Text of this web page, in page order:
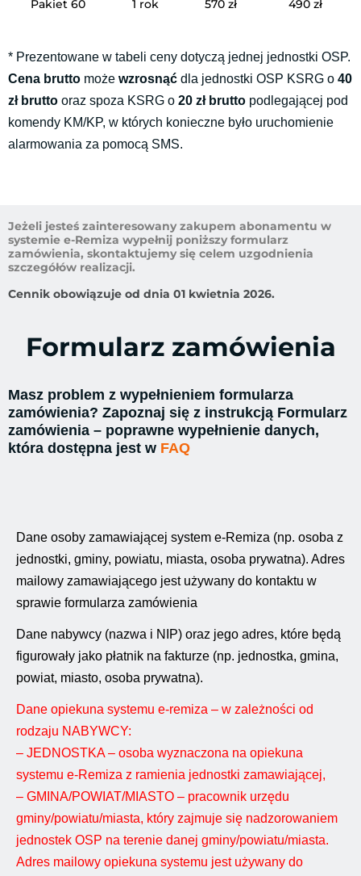
Pakiet 60 1 rok 570 zł 490 zł
* Prezentowane w tabeli ceny dotyczą jednej jednostki OSP.
Cena brutto może wzrosnąć dla jednostki OSP KSRG o 40
zł brutto oraz spoza KSRG o 20 zł brutto podlegającej pod
komendy KM/KP, w których konieczne było uruchomienie
alarmowania za pomocą SMS.
Jeżeli jesteś zainteresowany zakupem abonamentu w
systemie e-Remiza wypełnij poniższy formularz
zamówienia, skontaktujemy się celem uzgodnienia
szczegółów realizacji.
Cennik obowiązuje od dnia 01 kwietnia 2026.
Formularz zamówienia
Masz problem z wypełnieniem formularza
zamówienia? Zapoznaj się z instrukcją Formularz
zamówienia – poprawne wypełnienie danych,
która dostępna jest w FAQ
Dane osoby zamawiającej system e-Remiza (np. osoba z
jednostki, gminy, powiatu, miasta, osoba prywatna). Adres
mailowy zamawiającego jest używany do kontaktu w
sprawie formularza zamówienia
Dane nabywcy (nazwa i NIP) oraz jego adres, które będą
figurowały jako płatnik na fakturze (np. jednostka, gmina,
powiat, miasto, osoba prywatna).
Dane opiekuna systemu e-remiza – w zależności od
rodzaju NABYWCY:
– JEDNOSTKA – osoba wyznaczona na opiekuna
systemu e-Remiza z ramienia jednostki zamawiającej,
– GMINA/POWIAT/MIASTO – pracownik urzędu
gminy/powiatu/miasta, który zajmuje się nadzorowaniem
jednostek OSP na terenie danej gminy/powiatu/miasta.
Adres mailowy opiekuna systemu jest używany do